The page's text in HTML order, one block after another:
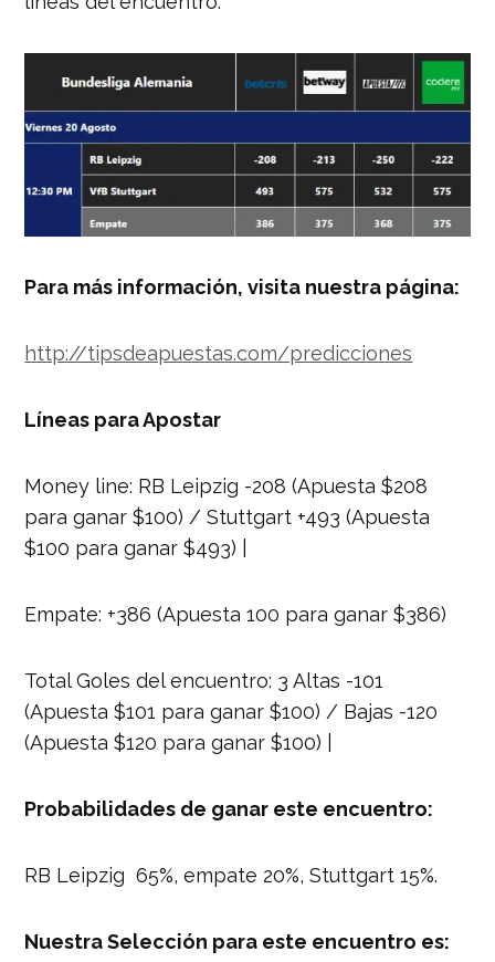
Para más información, visita nuestra página:
http://tipsdeapuestas.com/predicciones
Líneas para Apostar
Money line: RB Leipzig -208 (Apuesta $208
para ganar $100) / Stuttgart +493 (Apuesta
$100 para ganar $493) |
Empate: +386 (Apuesta 100 para ganar $386)
Total Goles del encuentro: 3 Altas -101
(Apuesta $101 para ganar $100) / Bajas -120
(Apuesta $120 para ganar $100) |
Probabilidades de ganar este encuentro:
RB Leipzig 65%, empate 20%, Stuttgart 15%.
Nuestra Selección para este encuentro es: